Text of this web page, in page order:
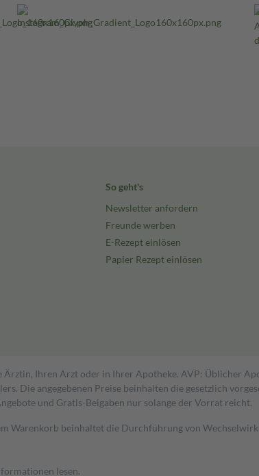
So geht's
Newsletter anfordern
Freunde werben
E-Rezept einlösen
Papier Rezept einlösen
Ärztin, Ihren Arzt oder in Ihrer Apotheke. AVP: Üblicher
Die angegebenen Preise beinhalten die gesetzlich
und Gratis-Beigaben nur solange der Vorrat reicht.
Warenkorb beinhaltet die Durchführung von
lesen.